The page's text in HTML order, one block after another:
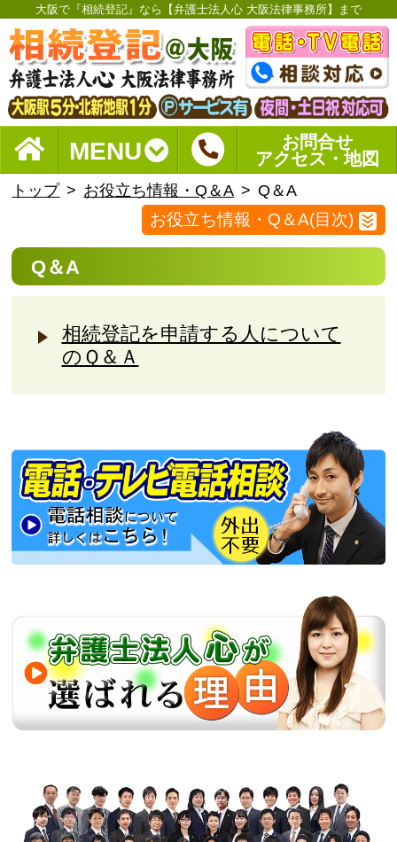
大阪で『相続登記』なら【弁護士法人心 大阪法律事務所】まで
MENU
お問合せ
アクセス・地図
トップ お役立ち情報・Q＆A Q＆A
お役立ち情報・Q＆A(目次)
Q＆A
相続登記を申請する人について
のＱ＆Ａ